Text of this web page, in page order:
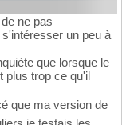
ne pas
un peu à
que lorsque le
plus trop ce qu'il
que ma version de